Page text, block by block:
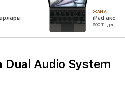
ЖАҢА
iPad
690 ₸ -ден
Dual Audio System